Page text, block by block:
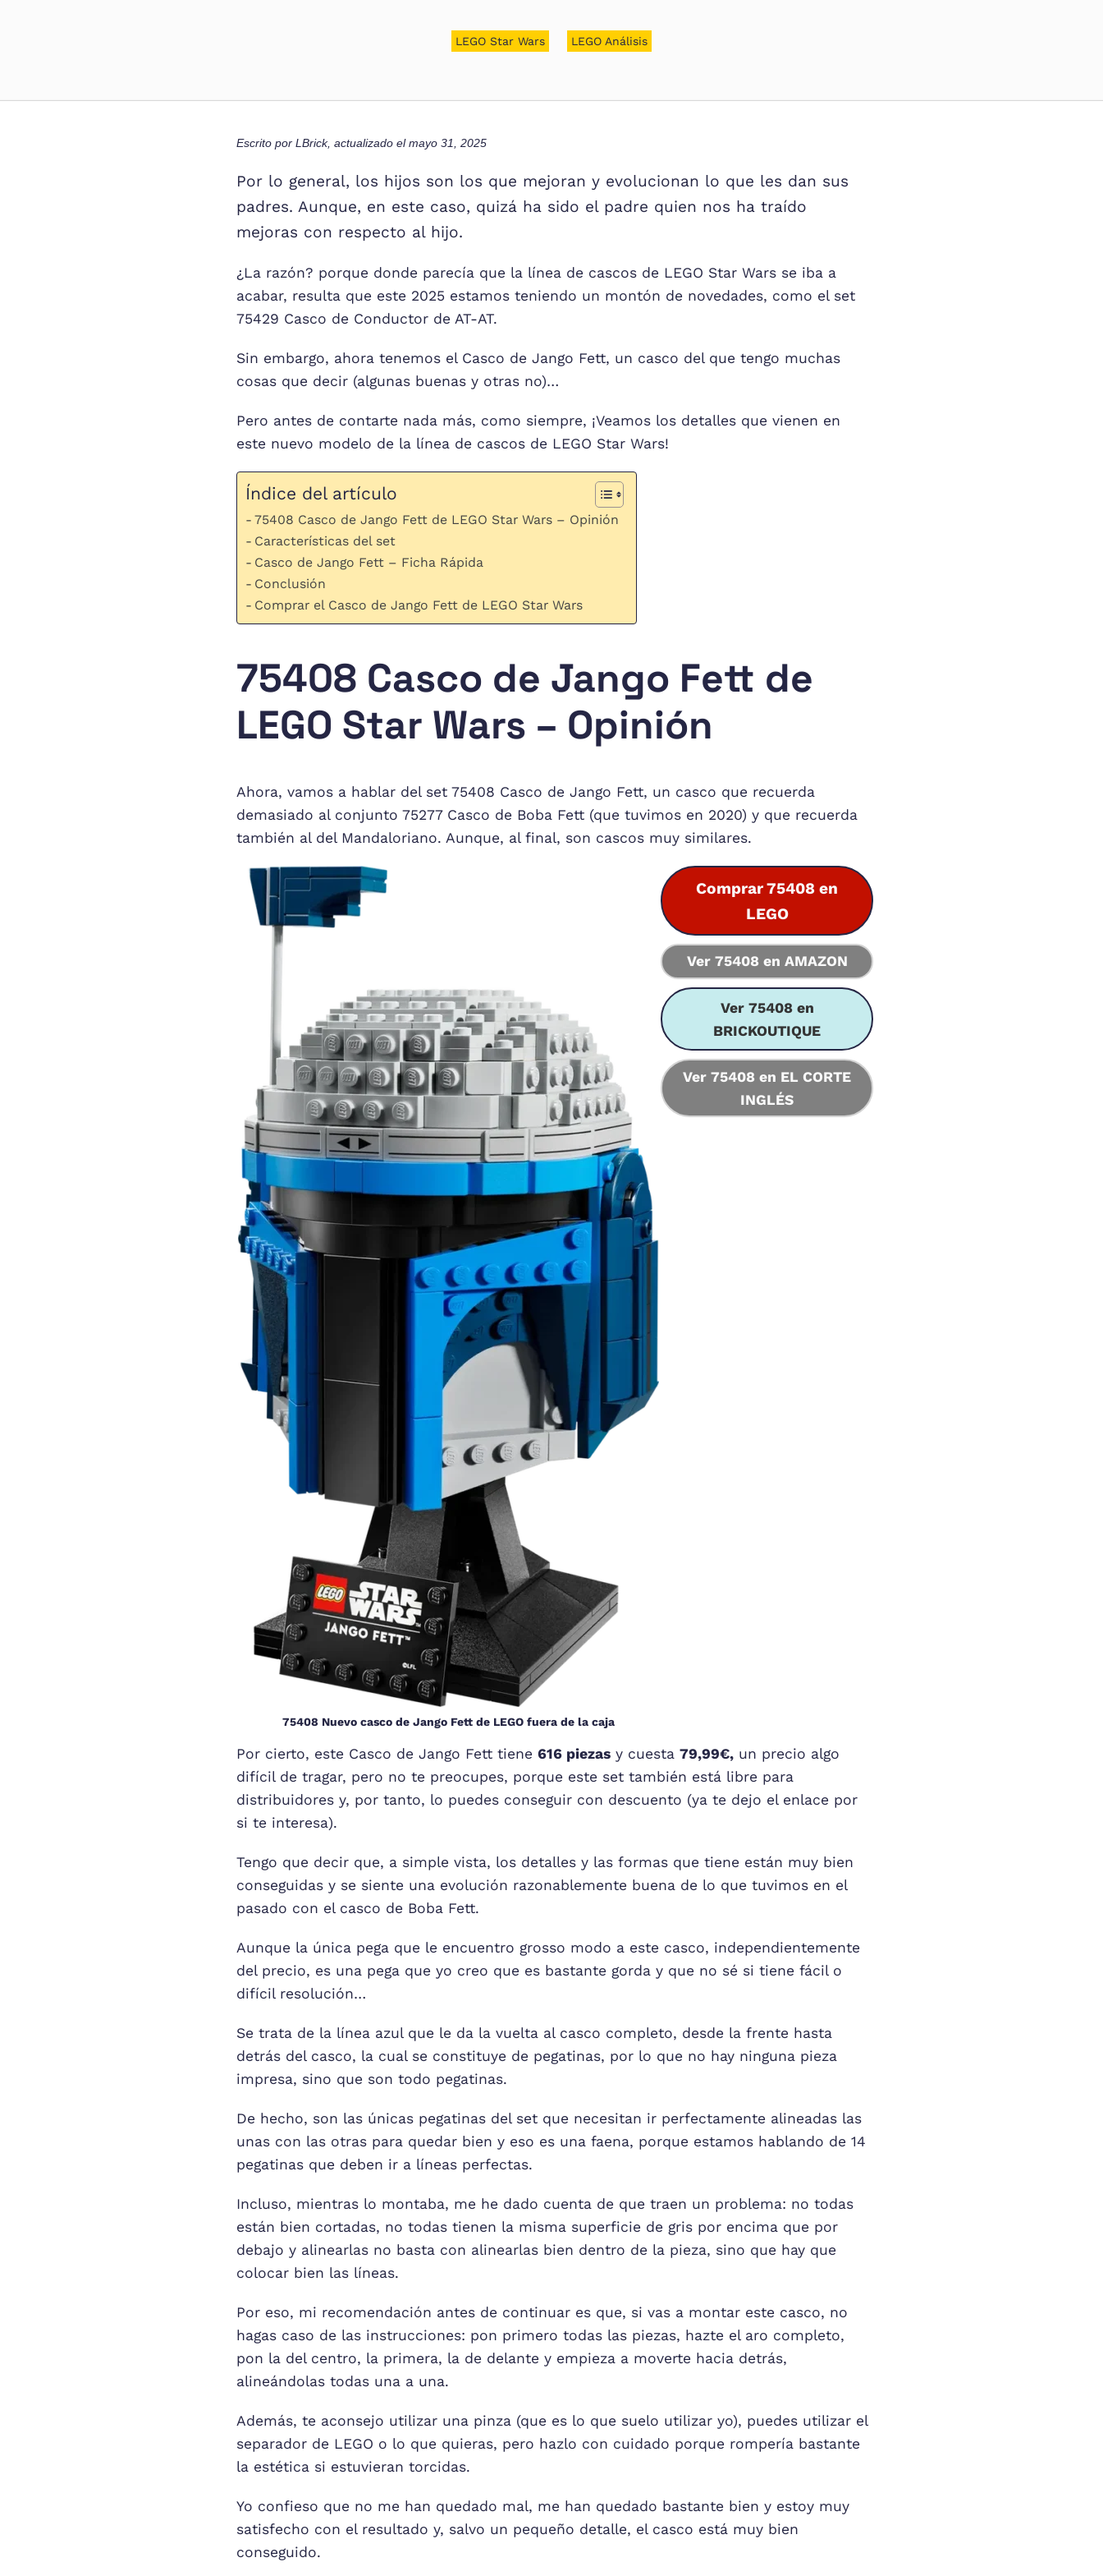
LEGO Star Wars LEGO Análisis
Escrito por LBrick, actualizado elmayo 31, 2025
Por lo general, los hijos son los que mejoran y evolucionan lo que les dan sus
padres. Aunque, en este caso, quizá ha sido el padre quien nos ha traído
mejoras con respecto al hijo.
¿La razón? porque donde parecía que la línea de cascos de LEGO Star Wars se iba a
acabar, resulta que este 2025 estamos teniendo un montón de novedades, como el set
75429 Casco de Conductor de AT-AT.
Sin embargo, ahora tenemos el Casco de Jango Fett, un casco del que tengo muchas
cosas que decir (algunas buenas y otras no)…
Pero antes de contarte nada más, como siempre, ¡Veamos los detalles que vienen en
este nuevo modelo de la línea de cascos de LEGO Star Wars!
Índice del artículo
75408 Casco de Jango Fett de LEGO Star Wars – Opinión
Características del set
Casco de Jango Fett – Ficha Rápida
Conclusión
Comprar el Casco de Jango Fett de LEGO Star Wars
75408 Casco de Jango Fett de
LEGO Star Wars – Opinión
Ahora, vamos a hablar del set 75408 Casco de Jango Fett, un casco que recuerda
demasiado al conjunto 75277 Casco de Boba Fett (que tuvimos en 2020) y que recuerda
también al del Mandaloriano. Aunque, al final, son cascos muy similares.
75408 Nuevo casco de Jango Fett de LEGO fuera de la caja
Comprar 75408 en
LEGO
Ver 75408 en AMAZON
Ver 75408 en
BRICKOUTIQUE
Ver 75408 en EL CORTE
INGLÉS
Por cierto, este Casco de Jango Fett tiene 616 piezas y cuesta 79,99€, un precio algo
difícil de tragar, pero no te preocupes, porque este set también está libre para
distribuidores y, por tanto, lo puedes conseguir con descuento (ya te dejo el enlace por
si te interesa).
Tengo que decir que, a simple vista, los detalles y las formas que tiene están muy bien
conseguidas y se siente una evolución razonablemente buena de lo que tuvimos en el
pasado con el casco de Boba Fett.
Aunque la única pega que le encuentro grosso modo a este casco, independientemente
del precio, es una pega que yo creo que es bastante gorda y que no sé si tiene fácil o
difícil resolución…
Se trata de la línea azul que le da la vuelta al casco completo, desde la frente hasta
detrás del casco, la cual se constituye de pegatinas, por lo que no hay ninguna pieza
impresa, sino que son todo pegatinas.
De hecho, son las únicas pegatinas del set que necesitan ir perfectamente alineadas las
unas con las otras para quedar bien y eso es una faena, porque estamos hablando de 14
pegatinas que deben ir a líneas perfectas.
Incluso, mientras lo montaba, me he dado cuenta de que traen un problema: no todas
están bien cortadas, no todas tienen la misma superficie de gris por encima que por
debajo y alinearlas no basta con alinearlas bien dentro de la pieza, sino que hay que
colocar bien las líneas.
Por eso, mi recomendación antes de continuar es que, si vas a montar este casco, no
hagas caso de las instrucciones: pon primero todas las piezas, hazte el aro completo,
pon la del centro, la primera, la de delante y empieza a moverte hacia detrás,
alineándolas todas una a una.
Además, te aconsejo utilizar una pinza (que es lo que suelo utilizar yo), puedes utilizar el
separador de LEGO o lo que quieras, pero hazlo con cuidado porque rompería bastante
la estética si estuvieran torcidas.
Yo confieso que no me han quedado mal, me han quedado bastante bien y estoy muy
satisfecho con el resultado y, salvo un pequeño detalle, el casco está muy bien
conseguido.